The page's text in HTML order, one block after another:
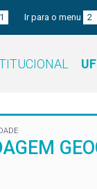
1 Ir para o menu 2